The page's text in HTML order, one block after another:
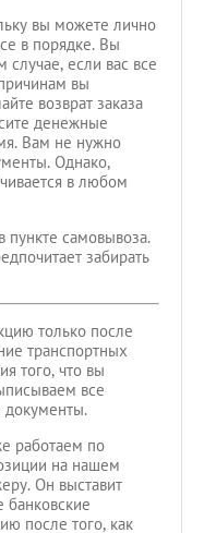
вы можете лично
в порядке. Вы
случае, если вас все
вы
возврат заказа
денежные
Вам не нужно
Однако,
в любом
самовывоза.
забирать
только после
транспортных
того, что вы
все
работаем по
на нашем
Он выставит
банковские
после того, как